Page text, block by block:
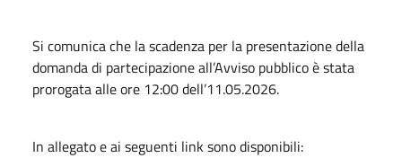
Si comunica che la scadenza per la presentazione della
domanda di partecipazione all’Avviso pubblico è stata
prorogata alle ore 12:00 dell’11.05.2026.
In allegato e ai seguenti link sono disponibili: